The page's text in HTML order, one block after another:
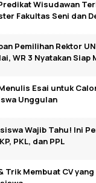
Wisudawan
Fakultas Seni dan
Pemilihan Rektor
WR 3 Nyatakan Siap
Esai untuk
Unggulan
Wajib Tahu! Ini
PKL, dan PPL
Trik Membuat CV